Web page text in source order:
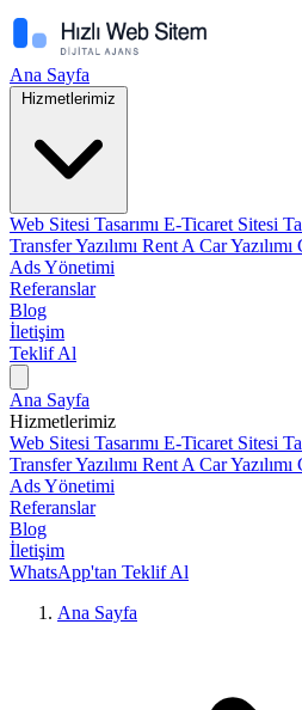
Ana Sayfa
Hizmetlerimiz
Web Sitesi Tasarımı E-Ticaret Sitesi
Transfer Yazılımı Rent A Car Yazılımı
Ads Yönetimi
Referanslar
Blog
İletişim
Teklif Al
Ana Sayfa
Hizmetlerimiz
Web Sitesi Tasarımı E-Ticaret Sitesi
Transfer Yazılımı Rent A Car Yazılımı
Ads Yönetimi
Referanslar
Blog
İletişim
WhatsApp'tan Teklif Al
Ana Sayfa